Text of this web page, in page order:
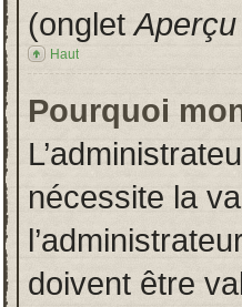
(onglet
Haut
Pourquoi
nécessite la
doivent être